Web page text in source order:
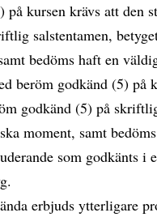
kursen krävs att den
salstentamen,
bedöms haft en
beröm godkänd (5) på
godkänd (5) på
moment, samt
som godkänts i
erbjuds ytterligare